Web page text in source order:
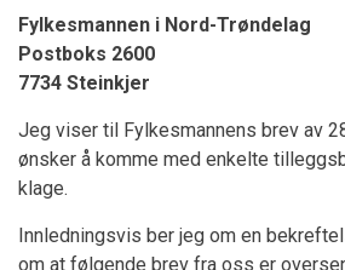
Fylkesmannen i Nord-Trøndelag
Postboks 2600
7734 Steinkjer
Jeg viser til Fylkesmannens brev av
ønsker å komme med enkelte
klage.
Innledningsvis ber jeg om en
om at følgende brev fra oss er